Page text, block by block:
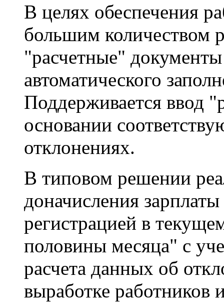
В целях обеспечения
большим количеством
"расчетные"
автоматического
Поддерживается ввод
основании
отклонениях.
В типовом решении
доначисления
регистрацией в
половины месяца" с
расчета данных об
выработке работников